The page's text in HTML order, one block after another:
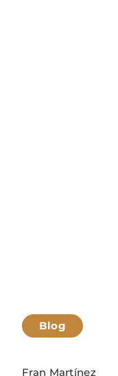
Blog
Fran Martínez